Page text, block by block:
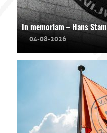
In memoriam – Hans Stam
04-08-2026